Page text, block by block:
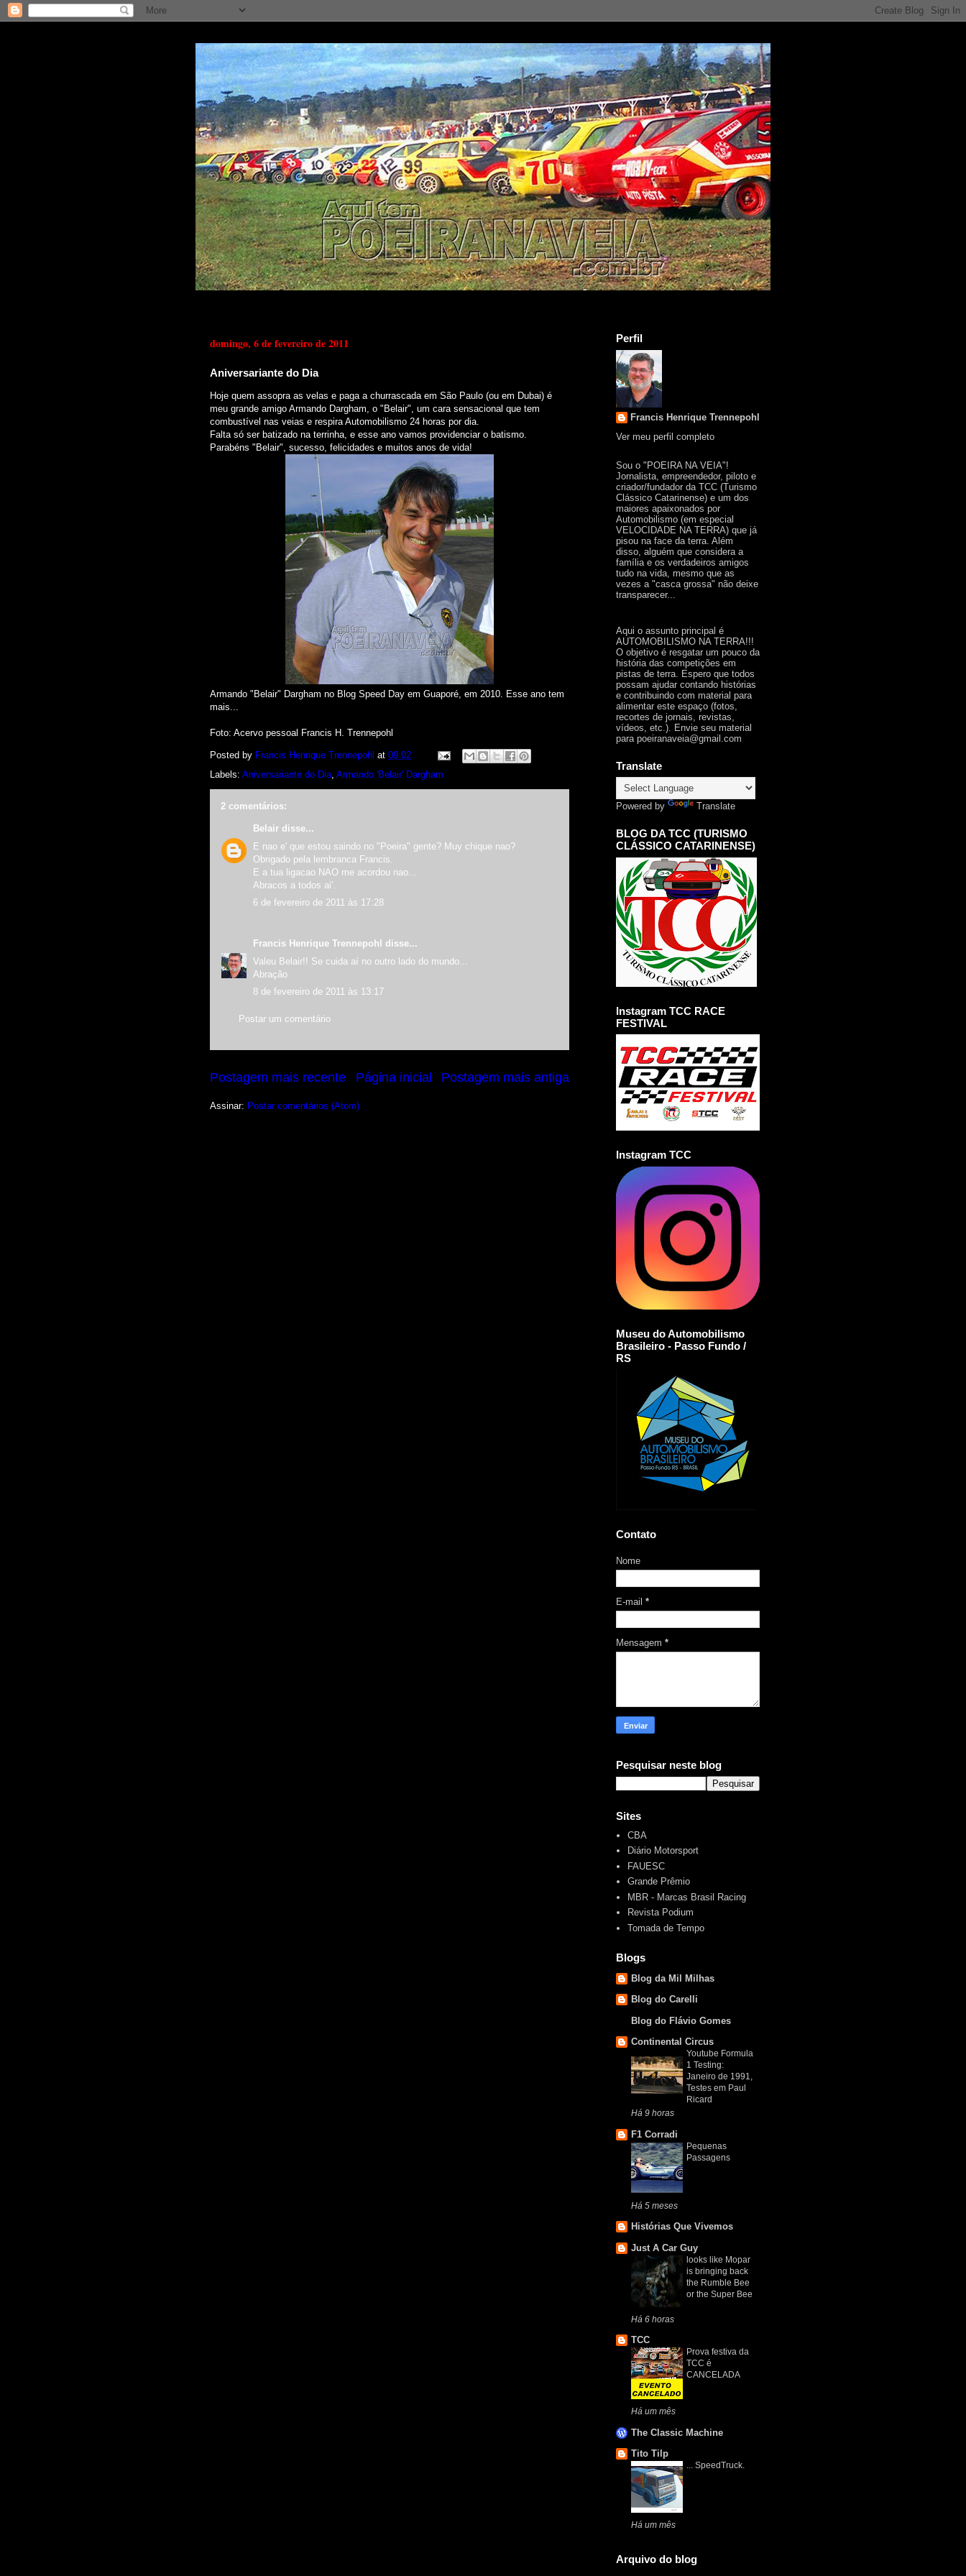
domingo, 6 de fevereiro de 2011
Aniversariante do Dia
Hoje quem assopra as velas e paga a churrascada em São Paulo (ou em Dubai) é
meu grande amigo Armando Dargham, o "Belair", um cara sensacional que tem
combustível nas veias e respira Automobilismo 24 horas por dia.
Falta só ser batizado na terrinha, e esse ano vamos providenciar o batismo.
Parabéns "Belair", sucesso, felicidades e muitos anos de vida!
Armando "Belair" Dargham no Blog Speed Day em Guaporé, em 2010. Esse ano tem
mais...
Foto: Acervo pessoal Francis H. Trennepohl
Posted by Francis Henrique Trennepohl at 09:02
Labels: Aniversariante do Dia, Armando 'Belair' Dargham
2 comentários:
Belair disse...
E nao e' que estou saindo no "Poeira" gente? Muy chique nao?
Obrigado pela lembranca Francis.
E a tua ligacao NAO me acordou nao...
Abracos a todos ai'.
6 de fevereiro de 2011 às 17:28
Francis Henrique Trennepohl
disse...
Valeu Belair!! Se cuida aí no outro lado do mundo...
Abração
8 de fevereiro de 2011 às 13:17
Postar um comentário
Postagem mais recente Postagem mais antiga
Página inicial
Assinar: Postar comentários (Atom)
Perfil
Francis Henrique Trennepohl
Ver meu perfil completo
Sou o "POEIRA NA VEIA"!
Jornalista, empreendedor, piloto e
criador/fundador da TCC (Turismo
Clássico Catarinense) e um dos
maiores apaixonados por
Automobilismo (em especial
VELOCIDADE NA TERRA) que já
pisou na face da terra. Além
disso, alguém que considera a
família e os verdadeiros amigos
tudo na vida, mesmo que as
vezes a "casca grossa" não deixe
transparecer...
Aqui o assunto principal é
AUTOMOBILISMO NA TERRA!!!
O objetivo é resgatar um pouco da
história das competições em
pistas de terra. Espero que todos
possam ajudar contando histórias
e contribuindo com material para
alimentar este espaço (fotos,
recortes de jornais, revistas,
vídeos, etc.). Envie seu material
para poeiranaveia@gmail.com
Translate
Powered by Translate
BLOG DA TCC (TURISMO
CLÁSSICO CATARINENSE)
Instagram TCC RACE
FESTIVAL
Instagram TCC
Museu do Automobilismo
Brasileiro - Passo Fundo /
RS
Contato
Nome
E-mail *
Mensagem *
Pesquisar neste blog
Sites
CBA
Diário Motorsport
FAUESC
Grande Prêmio
MBR - Marcas Brasil Racing
Revista Podium
Tomada de Tempo
Blogs
Blog da Mil Milhas
Blog do Carelli
Blog do Flávio Gomes
Continental Circus
Youtube Formula
1 Testing:
Janeiro de 1991,
Testes em Paul
Ricard
Há 9 horas
F1 Corradi
Pequenas
Passagens
Há 5 meses
Histórias Que Vivemos
Just A Car Guy
looks like Mopar
is bringing back
the Rumble Bee
or the Super Bee
Há 6 horas
TCC
Prova festiva da
TCC é
CANCELADA
Há um mês
The Classic Machine
Tito Tilp
... SpeedTruck.
Há um mês
Arquivo do blog